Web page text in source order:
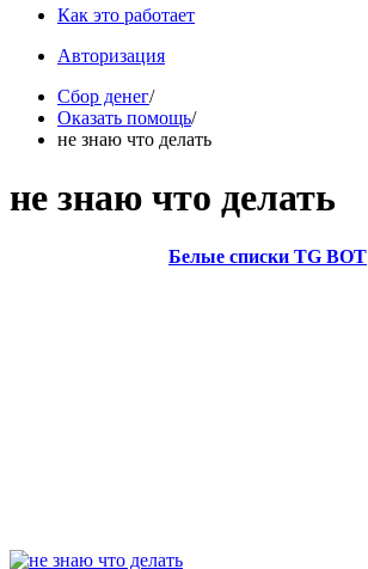
Как это работает
Авторизация
Сбор денег/
Оказать помощь/
не знаю что делать
не знаю что делать
Белые списки TG BOT